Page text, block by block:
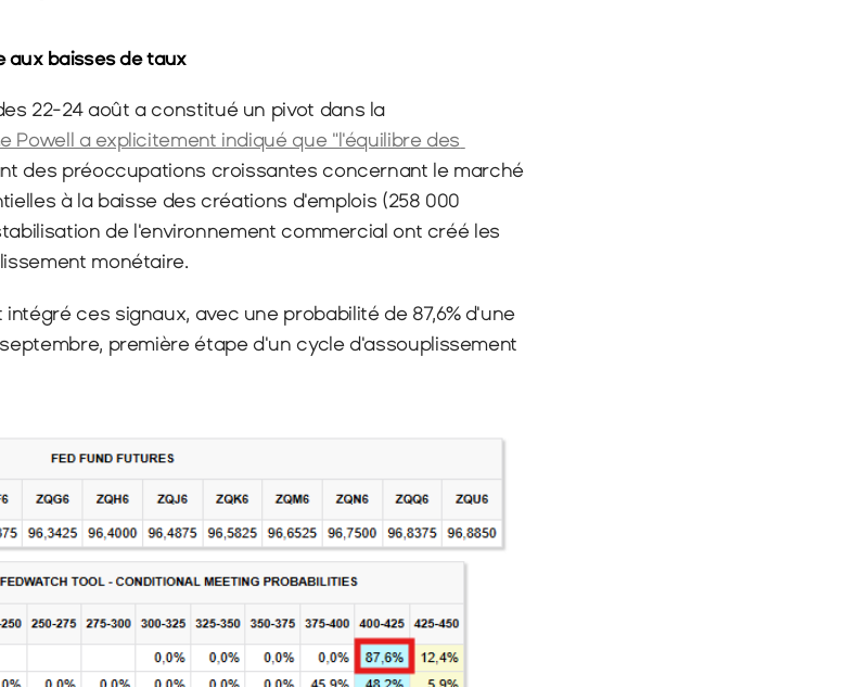
aux baisses de taux
22-24 août a constitué un pivot dans la
Powell a explicitement indiqué que "l'équilibre des
des préoccupations croissantes concernant le marché
à la baisse des créations d'emplois (258 000
de l'environnement commercial ont créé les
monétaire.
ces signaux, avec une probabilité de 87,6% d'une
première étape d'un cycle d'assouplissement